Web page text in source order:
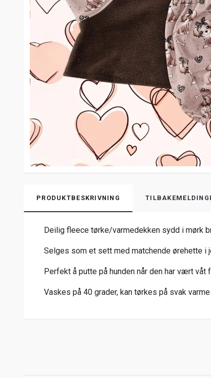
PRODUKTBESKRIVNING
Deilig fleece tørke/varmedekken sydd i mørk
Selges som et sett med matchende ørehette i
Perfekt å putte på hunden når den har vært
Vaskes på 40 grader, kan tørkes på svak